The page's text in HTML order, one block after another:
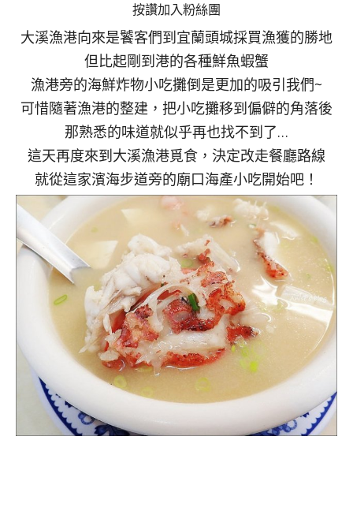
按讚加入粉絲團
大溪漁港向來是饕客們到宜蘭頭城採買漁獲的勝地
但比起剛到港的各種鮮魚蝦蟹
漁港旁的海鮮炸物小吃攤倒是更加的吸引我們~
可惜隨著漁港的整建，把小吃攤移到偏僻的角落後
那熟悉的味道就似乎再也找不到了…
這天再度來到大溪漁港覓食，決定改走餐廳路線
就從這家濱海步道旁的廟口海產小吃開始吧！